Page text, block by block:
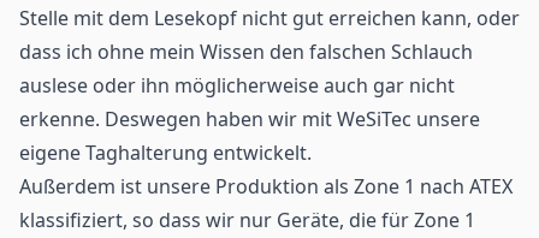
Stelle mit dem Lesekopf nicht gut erreichen kann, oder
dass ich ohne mein Wissen den falschen Schlauch
auslese oder ihn möglicherweise auch gar nicht
erkenne. Deswegen haben wir mit WeSiTec unsere
eigene Taghalterung entwickelt.
Außerdem ist unsere Produktion als Zone 1 nach ATEX
klassifiziert, so dass wir nur Geräte, die für Zone 1